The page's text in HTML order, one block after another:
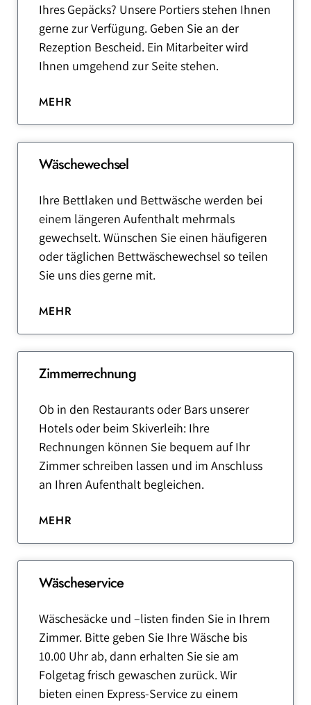
Ihres Gepäcks? Unsere Portiers stehen Ihnen
gerne zur Verfügung. Geben Sie an der
Rezeption Bescheid. Ein Mitarbeiter wird
Ihnen umgehend zur Seite stehen.
MEHR
Wäschewechsel
Ihre Bettlaken und Bettwäsche werden bei
einem längeren Aufenthalt mehrmals
gewechselt. Wünschen Sie einen häufigeren
oder täglichen Bettwäschewechsel so teilen
Sie uns dies gerne mit.
MEHR
Zimmerrechnung
Ob in den Restaurants oder Bars unserer
Hotels oder beim Skiverleih: Ihre
Rechnungen können Sie bequem auf Ihr
Zimmer schreiben lassen und im Anschluss
an Ihren Aufenthalt begleichen.
MEHR
Wäscheservice
Wäschesäcke und –listen finden Sie in Ihrem
Zimmer. Bitte geben Sie Ihre Wäsche bis
10.00 Uhr ab, dann erhalten Sie sie am
Folgetag frisch gewaschen zurück. Wir
bieten einen Express-Service zu einem